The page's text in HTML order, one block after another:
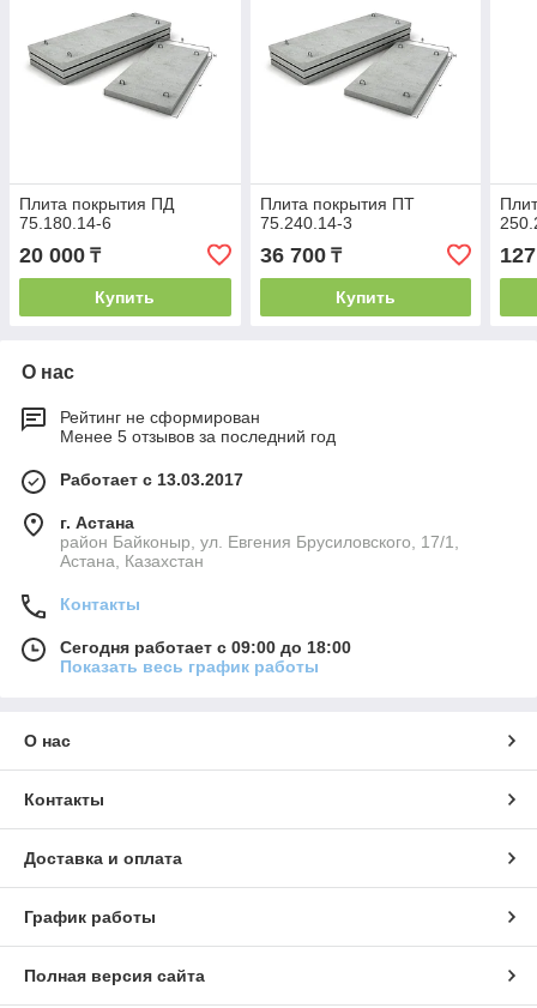
Плита покрытия ПД
75.180.14-6
20 000 ₸
Купить
Плита покрытия ПТ
75.240.14-3
36 700₸
Купить
О нас
Рейтинг не сформирован
Менее 5 отзывов за последний год
Работает с 13.03.2017
г. Астана
район Байконыр, ул. Евгения Брусиловского, 17/1,
Астана, Казахстан
Контакты
Сегодня работает с 09:00 до 18:00
Показать весь график работы
О нас
Контакты
Доставка и оплата
График работы
Полная версия сайта